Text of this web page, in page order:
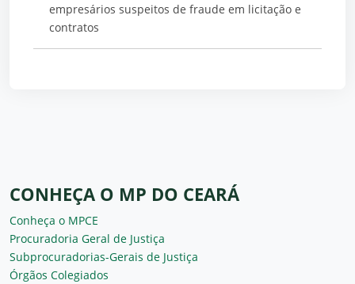
empresários suspeitos de fraude em licitação e
contratos
CONHEÇA O MP DO CEARÁ
Conheça o MPCE
Procuradoria Geral de Justiça
Subprocuradorias-Gerais de Justiça
Órgãos Colegiados